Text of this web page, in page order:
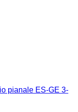
pianale ES-GE 3-